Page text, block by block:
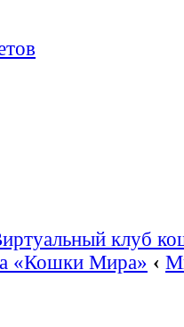
клуб
«Кошки Мира» ‹